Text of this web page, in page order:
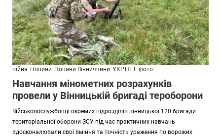
війна Новини Новини Вінниччини УКР.НЕТ фото
Навчання мінометних розрахунків
провели у Вінницькій бригаді тероборони
Військовослужбовці окремих підрозділів вінницької 120 бригади
територіальної оборони ЗСУ під час практичних навчань
вдосконалювали свої вміння та точність ураження по ворожих